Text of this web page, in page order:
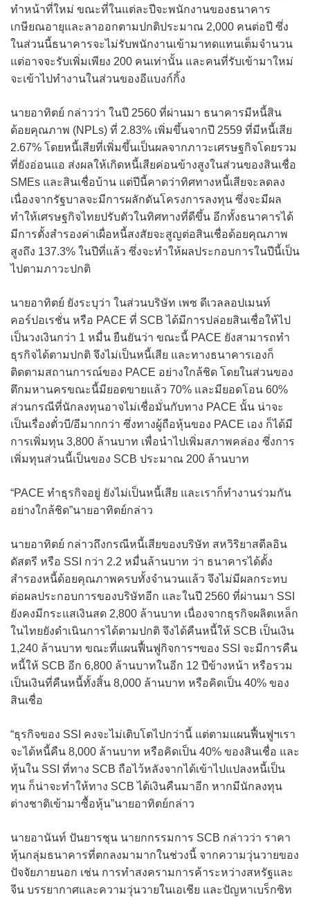
ทำหน้าที่ใหม่ ขณะที่ในแต่ละปีจะพนักงานของธนาคาร
เกษียณอายุและลาออกตามปกติประมาณ 2,000 คนต่อปี ซึ่ง
ในส่วนนี้ธนาคารจะไม่รับพนักงานเข้ามาทดแทนเต็มจำนวน
แต่อาจจะรับเพิ่มเพียง 200 คนเท่านั้น และคนที่รับเข้ามาใหม่
จะเข้าไปทำงานในส่วนของอีแบงก์กิ้ง
นายอาทิตย์ กล่าวว่า ในปี 2560 ที่ผ่านมา ธนาคารมีหนี้สิน
ด้อยคุณภาพ (NPLs) ที่ 2.83% เพิ่มขึ้นจากปี 2559 ที่มีหนี้เสีย
2.67% โดยหนี้เสียที่เพิ่มขึ้นเป็นผลจากภาวะเศรษฐกิจโดยรวม
ที่ยังอ่อนแอ ส่งผลให้เกิดหนี้เสียค่อนข้างสูงในส่วนของสินเชื่อ
SMEs และสินเชื่อบ้าน แต่ปีนี้คาดว่าทิศทางหนี้เสียจะลดลง
เนื่องจากรัฐบาลจะมีการผลักดันโครงการลงทุน ซึ่งจะมีผล
ทำให้เศรษฐกิจไทยปรับตัวในทิศทางที่ดีขึ้น อีกทั้งธนาคารได้
มีการตั้งสำรองค่าเผื่อหนี้สงสัยจะสูญต่อสินเชื่อด้อยคุณภาพ
สูงถึง 137.3% ในปีที่แล้ว ซึ่งจะทำให้ผลประกอบการในปีนี้เป็น
ไปตามภาวะปกติ
นายอาทิตย์ ยังระบุว่า ในส่วนบริษัท เพซ ดีเวลลอปเมนท์
คอร์ปอเรชั่น หรือ PACE ที่ SCB ได้มีการปล่อยสินเชื่อให้ไป
เป็นวงเงินกว่า 1 หมื่น ยืนยันว่า ขณะนี้ PACE ยังสามารถทำ
ธุรกิจได้ตามปกติ จึงไม่เป็นหนี้เสีย และทางธนาคารเองก็
ติดตามสถานการณ์ของ PACE อย่างใกล้ชิด โดยในส่วนของ
ตึกมหานครขณะนี้มียอดขายแล้ว 70% และมียอดโอน 60%
ส่วนกรณีที่นักลงทุนอาจไม่เชื่อมั่นกับทาง PACE นั้น น่าจะ
เป็นเรื่องตั๋วบี/อีมากกว่า ซึ่งทางผู้ถือหุ้นของ PACE เอง ก็ได้มี
การเพิ่มทุน 3,800 ล้านบาท เพื่อนำไปเพิ่มสภาพคล่อง ซึ่งการ
เพิ่มทุนส่วนนี้เป็นของ SCB ประมาณ 200 ล้านบาท
“PACE ทำธุรกิจอยู่ ยังไม่เป็นหนี้เสีย และเราก็ทำงานร่วมกัน
อย่างใกล้ชิด”นายอาทิตย์กล่าว
นายอาทิตย์ กล่าวถึงกรณีหนี้เสียของบริษัท สหวิริยาสตีลอิน
ดัสตรี หรือ SSI กว่า 2.2 หมื่นล้านบาท ว่า ธนาคารได้ตั้ง
สำรองหนี้ด้อยคุณภาพครบทั้งจำนวนแล้ว จึงไม่มีผลกระทบ
ต่อผลประกอบการของบริษัทอีก และในปี 2560 ที่ผ่านมา SSI
ยังคงมีกระแสเงินสด 2,800 ล้านบาท เนื่องจากธุรกิจผลิตเหล็ก
ในไทยยังดำเนินการได้ตามปกติ จึงได้คืนหนี้ให้ SCB เป็นเงิน
1,240 ล้านบาท ขณะที่แผนฟื้นฟูกิจการฯของ SSI จะมีการคืน
หนี้ให้ SCB อีก 6,800 ล้านบาทในอีก 12 ปีข้างหน้า หรือรวม
เป็นเงินที่คืนหนี้ทั้งสิ้น 8,000 ล้านบาท หรือคิดเป็น 40% ของ
สินเชื่อ
“ธุรกิจของ SSI คงจะไม่เติบโตไปกว่านี้ แต่ตามแผนฟื้นฟูฯเรา
จะได้หนี้คืน 8,000 ล้านบาท หรือคิดเป็น 40% ของสินเชื่อ และ
หุ้นใน SSI ที่ทาง SCB ถือไว้หลังจากได้เข้าไปแปลงหนี้เป็น
ทุน ก็น่าจะทำให้ทาง SCB ได้เงินคืนมาอีก หากมีนักลงทุน
ต่างชาติเข้ามาซื้อหุ้น”นายอาทิตย์กล่าว
นายอานันท์ ปันยารชุน นายกกรรมการ SCB กล่าวว่า ราคา
หุ้นกลุ่มธนาคารที่ตกลงมามากในช่วงนี้ จากความวุ่นวายของ
ปัจจัยภายนอก เช่น การทำสงครามการค้าระหว่างสหรัฐและ
จีน บรรยากาศและความวุ่นวายในเอเชีย และปัญหาเบร็กซิท